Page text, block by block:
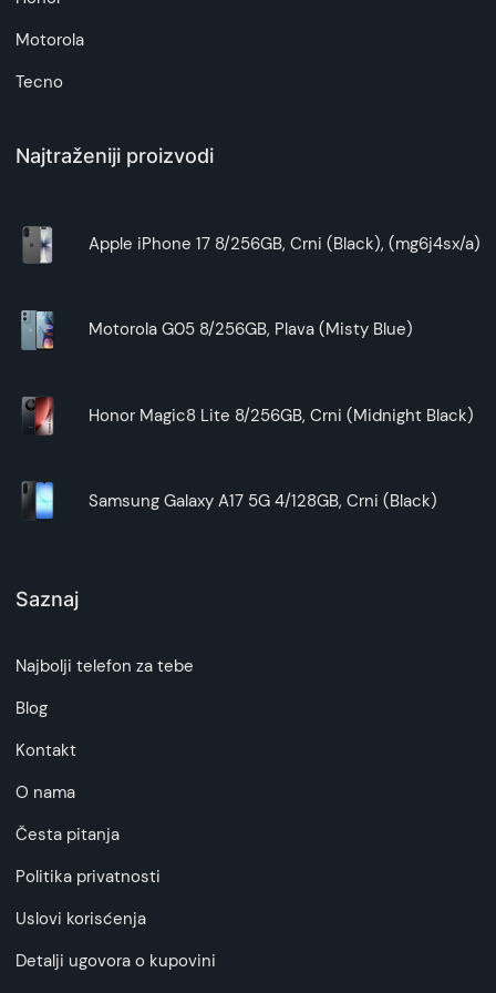
Motorola
Tecno
Najtraženiji proizvodi
Apple iPhone 17 8/256GB, Crni (Black), (mg6j4sx/a)
Motorola G05 8/256GB, Plava (Misty Blue)
Honor Magic8 Lite 8/256GB, Crni (Midnight Black)
Samsung Galaxy A17 5G 4/128GB, Crni (Black)
Saznaj
Najbolji telefon za tebe
Blog
Kontakt
O nama
Česta pitanja
Politika privatnosti
Uslovi korisćenja
Detalji ugovora o kupovini